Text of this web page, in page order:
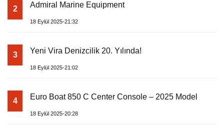
2 Admiral Marine Equipment
18 Eylül 2025-21:32
3 Yeni Vira Denizcilik 20. Yılında!
18 Eylül 2025-21:02
4 Euro Boat 850 C Center Console – 2025 Model
18 Eylül 2025-20:28